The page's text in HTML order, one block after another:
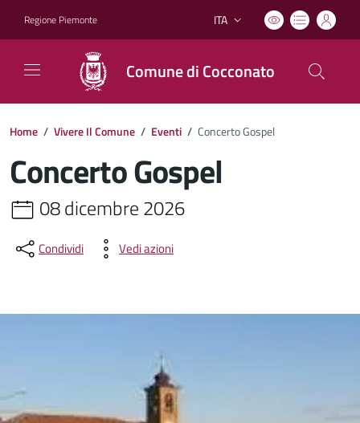
Regione Piemonte Lingua attiva:
ITA
Comune di Cocconato
Home / Vivere Il Comune / Eventi / Concerto Gospel
Concerto Gospel
08 dicembre 2026
Condividi Vedi azioni